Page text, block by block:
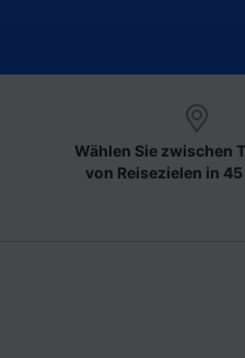
Wählen Sie zwischen
von Reisezielen in